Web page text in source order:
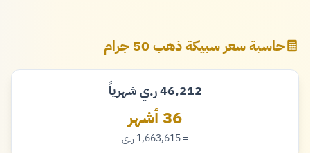
حاسبة سعر سبيكة ذهب 50 جرام
46,212
ريال
ر.يشهرياً
36 أشهر
= 1,663,615 ريال
ر.ي